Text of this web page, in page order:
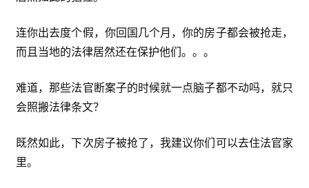
连你出去度个假，你回国几个月，你的房子都会被抢走，
而且当地的法律居然还在保护他们。。。
难道，那些法官断案子的时候就一点脑子都不动吗，就只
会照搬法律条文？
既然如此，下次房子被抢了，我建议你们可以去住法官家
里。